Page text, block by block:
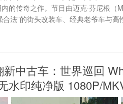
的传奇之作。节目由迈克·芬尼根
法”的街头改装车、经典老爷车与
中古车：世界巡回
水印纯净版 1080P/